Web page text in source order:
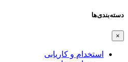
دسته‌بندی‌ها
×
استخدام و کاریابی